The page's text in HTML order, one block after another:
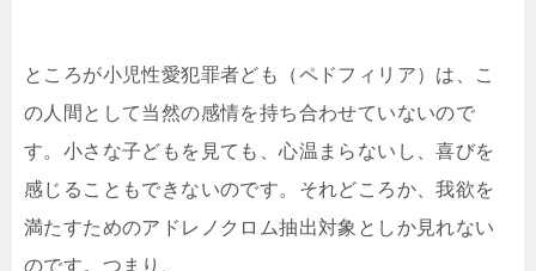
ところが小児性愛犯罪者ども（ペドフィリア）は、こ
の人間として当然の感情を持ち合わせていないので
す。小さな子どもを見ても、心温まらないし、喜びを
感じることもできないのです。それどころか、我欲を
満たすためのアドレノクロム抽出対象としか見れない
のです。つまり、